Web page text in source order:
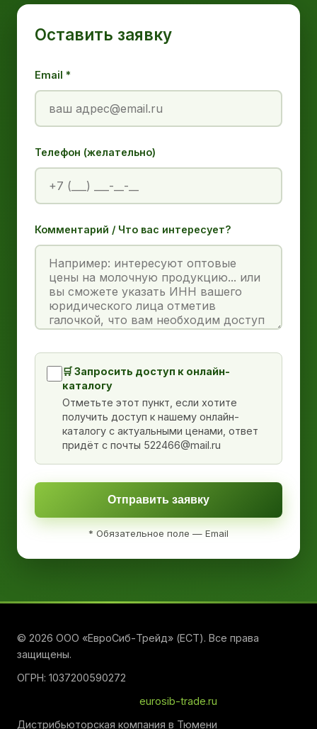
Оставить заявку
Email *
Телефон (желательно)
Комментарий / Что вас интересует?
🛒 Запросить доступ к онлайн-
каталогу
Отметьте этот пункт, если хотите
получить доступ к нашему онлайн-
каталогу с актуальными ценами, ответ
придёт с почты 522466@mail.ru
Отправить заявку
* Обязательное поле — Email
© 2026 ООО «ЕвроСиб-Трейд» (ЕСТ). Все права
защищены.
ОГРН: 1037200590272
eurosib-trade.ru
Дистрибьюторская компания в Тюмени